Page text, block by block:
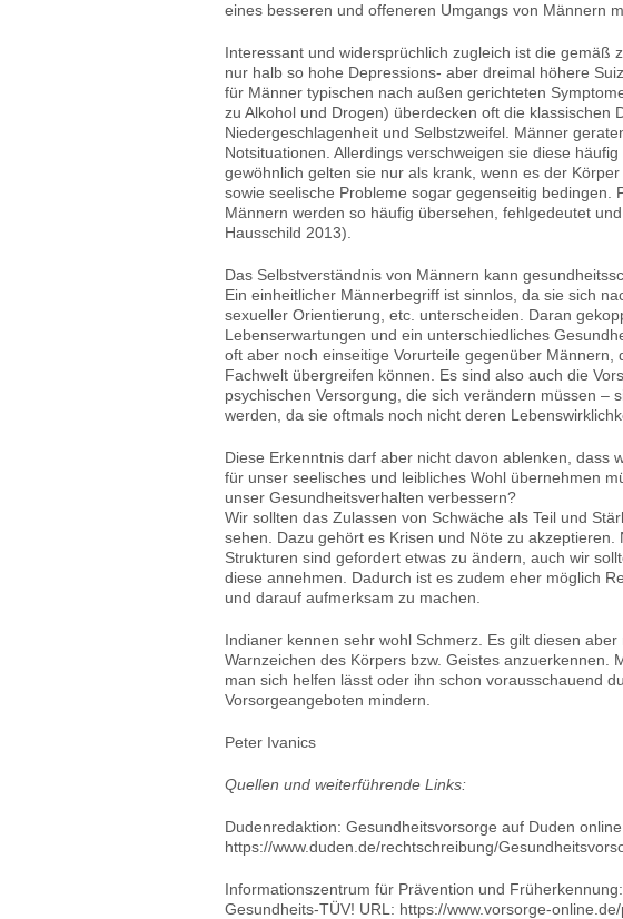
eines besseren und offeneren Umgangs von Männern
Interessant und widersprüchlich zugleich ist die gemäß
nur halb so hohe Depressions- aber dreimal höhere
für Männer typischen nach außen gerichteten
zu Alkohol und Drogen) überdecken oft die klassischen
Niedergeschlagenheit und Selbstzweifel. Männer
Notsituationen. Allerdings verschweigen sie diese
gewöhnlich gelten sie nur als krank, wenn es der
sowie seelische Probleme sogar gegenseitig bedingen.
Männern werden so häufig übersehen, fehlgedeutet
Hausschild 2013).
Das Selbstverständnis von Männern kann
Ein einheitlicher Männerbegriff ist sinnlos, da sie sich
sexueller Orientierung, etc. unterscheiden. Daran
Lebenserwartungen und ein unterschiedliches
oft aber noch einseitige Vorurteile gegenüber Männern,
Fachwelt übergreifen können. Es sind also auch die
psychischen Versorgung, die sich verändern müssen –
werden, da sie oftmals noch nicht deren
Diese Erkenntnis darf aber nicht davon ablenken, dass
für unser seelisches und leibliches Wohl übernehmen
unser Gesundheitsverhalten verbessern?
Wir sollten das Zulassen von Schwäche als Teil und
sehen. Dazu gehört es Krisen und Nöte zu akzeptieren.
Strukturen sind gefordert etwas zu ändern, auch wir
diese annehmen. Dadurch ist es zudem eher möglich
und darauf aufmerksam zu machen.
Indianer kennen sehr wohl Schmerz. Es gilt diesen
Warnzeichen des Körpers bzw. Geistes anzuerkennen.
man sich helfen lässt oder ihn schon vorausschauend
Vorsorgeangeboten mindern.
Peter Ivanics
Quellen und weiterführende Links:
Dudenredaktion: Gesundheitsvorsorge auf Duden
https://www.duden.de/rechtschreibung/
Informationszentrum für Prävention und
Gesundheits-TÜV! URL: https://www.vorsorge-